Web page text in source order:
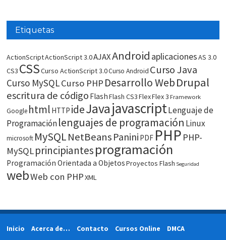
Etiquetas
ActionScriptActionScript 3.0AJAXAndroid aplicacionesAS 3.0
CS3 CSSCurso ActionScript 3.0Curso Android Curso Java
Curso MySQLCurso PHP Desarrollo WebDrupal
escritura de código FlashFlash CS3FlexFlex 3 Framework
Google html HTTP ideJavajavascriptLenguaje de
Programaciónlenguajes de programación Linux
microsoft MySQLNetBeans Panini PDF PHP PHP-
MySQLprincipiantesprogramación
Programación Orientada a ObjetosProyectos Flash Seguridad
webWeb con PHPXML
Inicio Acerca de… Contacto Cursos Online DMCA